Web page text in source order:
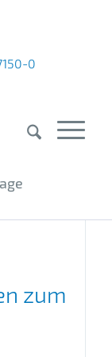
0
zum